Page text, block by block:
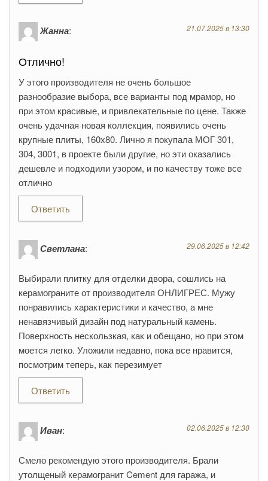
Жанна: 21.07.2025 в 13:30
Отлично!
У этого производителя не очень большое
разнообразие выбора, все варианты под мрамор, но
при этом красивые, и привлекательные по цене. Также
очень удачная новая коллекция, появились очень
крупные плиты, 160х80. Лично я покупала МОГ 301,
304, 3001, в проекте были другие, но эти оказались
дешевле и подходили узором, и по качеству тоже все
отлично
Ответить
Светлана: 29.06.2025 в 12:42
Выбирали плитку для отделки двора, сошлись на
керамограните от производителя ОНЛИГРЕС. Мужу
понравились характеристики и качество, а мне
ненавязчивый дизайн под натуральный камень.
Поверхность нескользкая, как и обещано, но при этом
моется легко. Уложили недавно, пока все нравится,
посмотрим теперь, как перезимует
Ответить
Иван: 02.06.2025 в 12:30
Смело рекомендую этого производителя. Брали
утолщеный керамогранит Cement для гаража, и